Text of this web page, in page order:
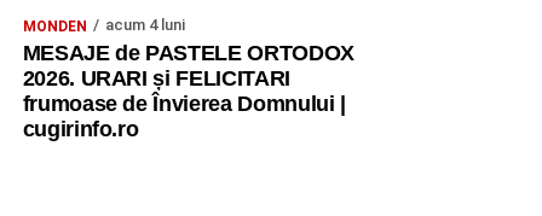
MONDEN acum 4 luni
MESAJE de PASTELE ORTODOX
2026. URARI și FELICITARI
frumoase de Învierea Domnului |
cugirinfo.ro